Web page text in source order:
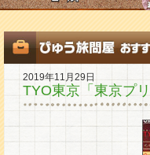
2019年11月29日
TYO東京「東京プ